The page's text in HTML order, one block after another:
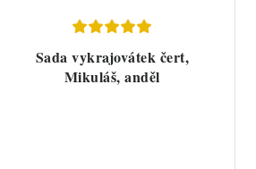
Sada vykrajovátek čert,
Mikuláš, anděl